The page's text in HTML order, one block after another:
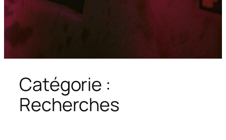
Catégorie :
Recherches